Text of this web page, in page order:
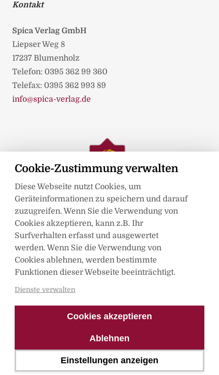
Cookie-Zustimmung verwalten
Diese Webseite nutzt Cookies, um
Geräteinformationen zu speichern und darauf
zuzugreifen. Wenn Sie die Verwendung von
Cookies akzeptieren, kann z.B. Ihr
Surfverhalten erfasst und ausgewertet
werden. Wenn Sie die Verwendung von
Cookies ablehnen, werden bestimmte
Funktionen dieser Webseite beeinträchtigt.
Dienste verwalten
Cookies akzeptieren
Ablehnen
Einstellungen anzeigen
Kontakt
Spica Verlag GmbH
Liepser Weg 8
17237 Blumenholz
Telefon: 0395 362 99 360
Telefax: 0395 362 993 89
info@spica-verlag.de
Mitglied im
© Spica Verlag 2021